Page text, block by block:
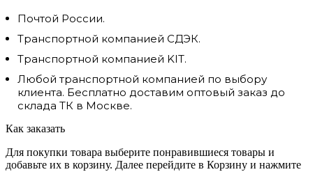
Почтой России.
Транспортной компанией СДЭК.
Транспортной компанией KIT.
Любой транспортной компанией по выбору
клиента. Бесплатно доставим оптовый заказ до
склада ТК в Москве.
Как заказать
Для покупки товара выберите понравившиеся товары и
добавьте их в корзину. Далее перейдите в Корзину и нажмите